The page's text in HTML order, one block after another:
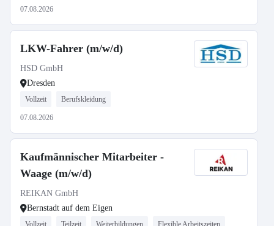
07.08.2026
LKW-Fahrer (m/w/d)
HSD GmbH
Dresden
Vollzeit Berufskleidung
07.08.2026
Kaufmännischer Mitarbeiter -
Waage (m/w/d)
REIKAN GmbH
Bernstadt auf dem Eigen
Vollzeit Teilzeit Weiterbildungen Flexible Arbeitszeiten